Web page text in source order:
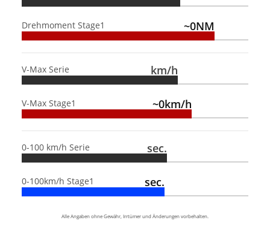
Drehmoment Stage1 ~0NM
V-Max Serie km/h
V-Max Stage1 ~0km/h
0-100 km/h Serie sec.
0-100km/h Stage1 sec.
Alle Angaben ohne Gewähr, Irrtümer und Änderungen vorbehalten.